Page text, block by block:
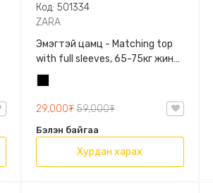
Код: 501334
ZARA
Эмэгтэй цамц - Matching top
with full sleeves, 65-75кг жинд
таарна, ZARA, 0962/642/800,
Задгай энгэртэй, Урт
ханцуйтай, Богино
29,000₮ 59,000₮
Бэлэн байгаа
Хурдан харах